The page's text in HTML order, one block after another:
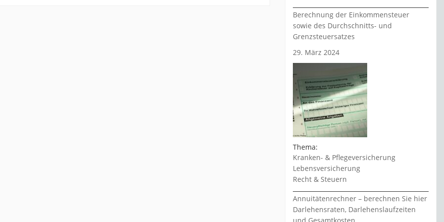
Berechnung der Einkommensteuer
sowie des Durchschnitts- und
Grenzsteuersatzes
29. März 2024
Thema:
Kranken- & Pflegeversicherung
Lebensversicherung
Recht & Steuern
Annuitätenrechner – berechnen Sie hier
Darlehensraten, Darlehenslaufzeiten